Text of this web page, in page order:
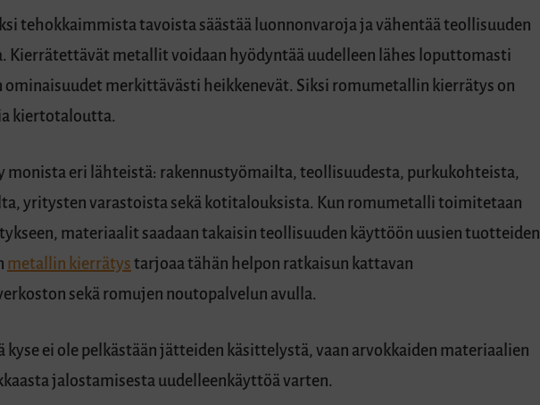
tehokkaimmista tavoista säästää luonnonvaroja ja vähentää teollisuuden
metallit voidaan hyödyntää uudelleen lähes loputtomasti
merkittävästi heikkenevät. Siksi romumetallin kierrätys on
kiertotaloutta.
monista eri lähteistä: rakennustyömailta, teollisuudesta, purkukohteista,
yritysten varastoista sekä kotitalouksista. Kun romumetalli toimitetaan
materiaalit saadaan takaisin teollisuuden käyttöön uusien tuotteiden
metallin kierrätys tarjoaa tähän helpon ratkaisun kattavan
sekä romujen noutopalvelun avulla.
kyse ei ole pelkästään jätteiden käsittelystä, vaan arvokkaiden materiaalien
jalostamisesta uudelleenkäyttöä varten.